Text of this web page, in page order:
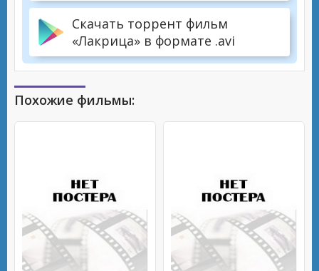
Скачать торрент фильм
«Лакрица» в формате .avi
Похожие фильмы: